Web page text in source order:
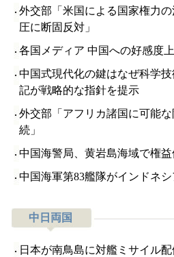
外交部「米国による国家権力
圧に断固反対」
各国メディア 中国への好感度
中国式現代化の鍵はなぜ科学
記が戦略的な指針を提示
外交部「アフリカ諸国に可能
続」
中国海警局、黄岩島海域で権
中国海軍第83艦隊がインドネ
中日両国
日本が南鳥島に対艦ミサイル